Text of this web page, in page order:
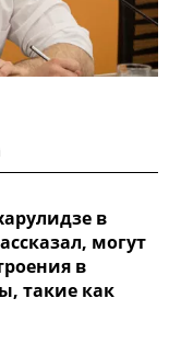
в
могут
в
такие как